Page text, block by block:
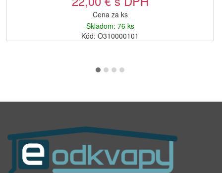
Cena za ks
Skladom: 76 ks
Kód: O310000101